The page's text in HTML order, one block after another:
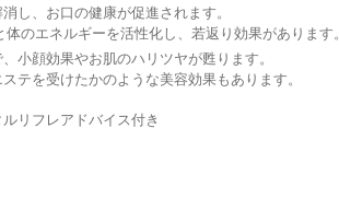
し、お口の健康が促進されます。
のエネルギーを活性化し、若返り効果があります。
小顔効果やお肌のハリツヤが甦ります。
テを受けたかのような美容効果もあります。
リフレアドバイス付き